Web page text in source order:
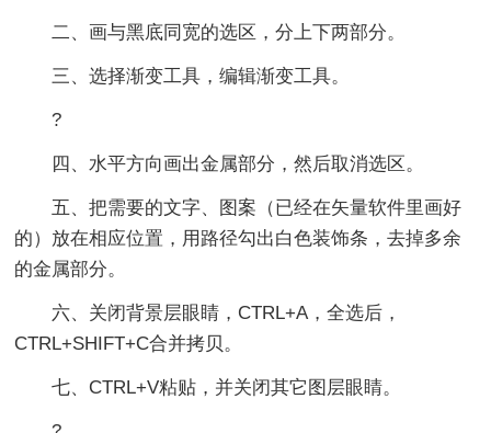
二、画与黑底同宽的选区，分上下两部分。
三、选择渐变工具，编辑渐变工具。
?
四、水平方向画出金属部分，然后取消选区。
五、把需要的文字、图案（已经在矢量软件里画好
的）放在相应位置，用路径勾出白色装饰条，去掉多余
的金属部分。
六、关闭背景层眼睛，CTRL+A，全选后，
CTRL+SHIFT+C合并拷贝。
七、CTRL+V粘贴，并关闭其它图层眼睛。